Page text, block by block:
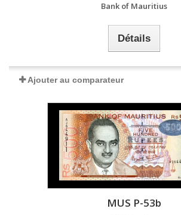
Bank of Mauritius
Détails
Ajouter au comparateur
MUS P-53b